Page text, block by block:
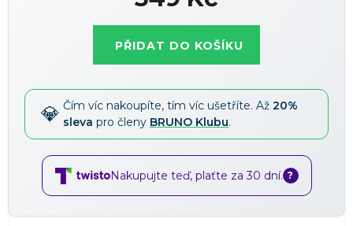
PŘIDAT DO KOŠÍKU
Čím víc nakoupíte, tím víc ušetříte. Až 20%
sleva pro členy BRUNO Klubu.
Nakupujte teď, plaťte za 30 dní. ?